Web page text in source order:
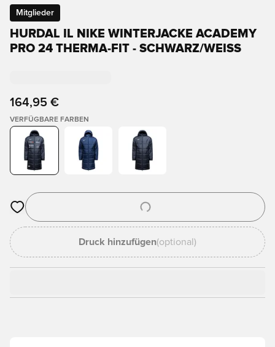
Mitglieder
HURDAL IL NIKE WINTERJACKE ACADEMY
PRO 24 THERMA-FIT - SCHWARZ/WEISS
164,95 €
VERFÜGBARE FARBEN
Öffnet ein neues Fenster zum Anmelden oder Registrieren
Druck hinzufügen(optional)